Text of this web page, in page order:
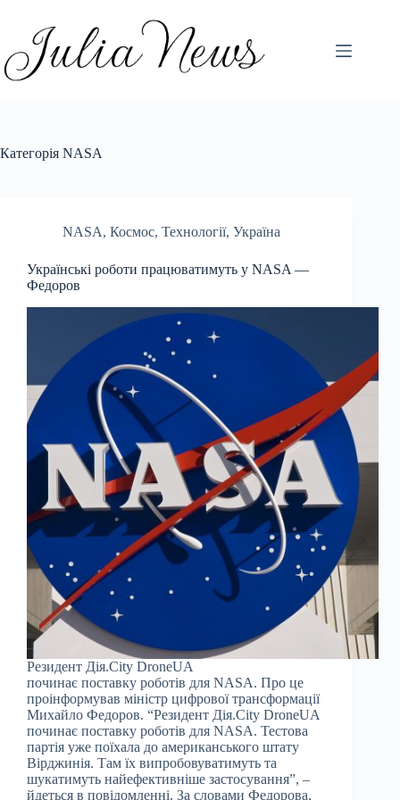
вмісту
Категорія NASA
NASA, Космос, Технології, Україна
Українські роботи працюватимуть у NASA —
Федоров
Резидент Дія.City DroneUA
починає поставку роботів для NASA. Про це
проінформував міністр цифрової трансформації
Михайло Федоров. “Резидент Дія.City DroneUA
починає поставку роботів для NASA. Тестова
партія уже поїхала до американського штату
Вірджинія. Там їх випробовуватимуть та
шукатимуть найефективніше застосування”, –
йдеться в повідомленні. За словами Федорова,